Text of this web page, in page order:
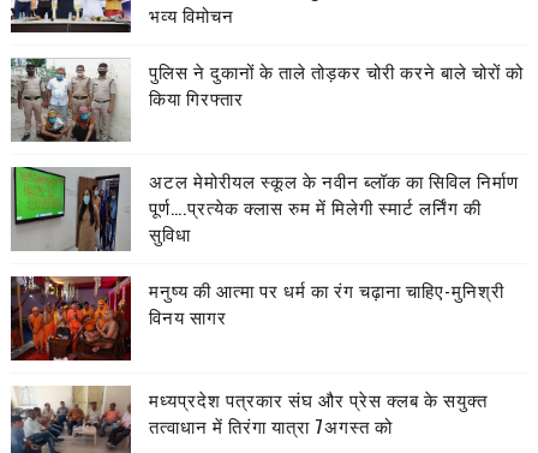
भव्य विमोचन
पुलिस ने दुकानों के ताले तोड़कर चोरी करने बाले चोरों को
किया गिरफ्तार
अटल मेमोरीयल स्कूल के नवीन ब्लॉक का सिविल निर्माण
पूर्ण….प्रत्येक क्लास रुम में मिलेगी स्मार्ट लर्निंग की
सुविधा
मनुष्य की आत्मा पर धर्म का रंग चढ़ाना चाहिए-मुनिश्री
विनय सागर
मध्यप्रदेश पत्रकार संघ और प्रेस क्लब के सयुक्त
तत्वाधान में तिरंगा यात्रा 7अगस्त को